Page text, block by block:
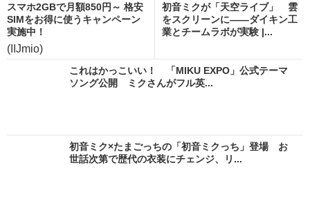
スマホ2GBで月額850円～ 格安
SIMをお得に使うキャンペーン
実施中！
(IIJmio)
初音ミクが「天空ライブ」 雲
をスクリーンに――ダイキン工
業とチームラボが実験 |...
これはかっこいい！ 「MIKU EXPO」公式テーマ
ソング公開 ミクさんがフル英...
初音ミク×たまごっちの「初音ミクっち」登場 お
世話次第で歴代の衣装にチェンジ、リ...